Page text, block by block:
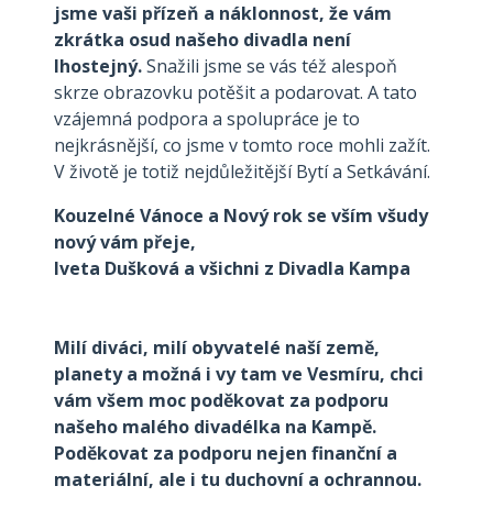
jsme vaši přízeň a náklonnost, že vám
zkrátka osud našeho divadla není
lhostejný.Snažili jsme se vás též alespoň
skrze obrazovku potěšit a podarovat. A tato
vzájemná podpora a spolupráce je to
nejkrásnější, co jsme v tomto roce mohli zažít.
V životě je totiž nejdůležitější Bytí a Setkávání.
Kouzelné Vánoce a Nový rok se vším všudy
nový vám přeje,
Iveta Dušková a všichni z Divadla Kampa
Milí diváci, milí obyvatelé naší země,
planety a možná i vy tam ve Vesmíru, chci
vám všem moc poděkovat za podporu
našeho malého divadélka na Kampě.
Poděkovat za podporu nejen finanční a
materiální, ale i tu duchovní a ochrannou.